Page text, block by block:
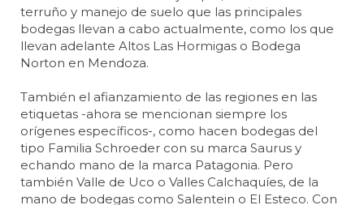
terruño y manejo de suelo que las principales
bodegas llevan a cabo actualmente, como los que
llevan adelante Altos Las Hormigas o Bodega
Norton en Mendoza.
También el afianzamiento de las regiones en las
etiquetas -ahora se mencionan siempre los
orígenes específicos-, como hacen bodegas del
tipo Familia Schroeder con su marca Saurus y
echando mano de la marca Patagonia. Pero
también Valle de Uco o Valles Calchaquíes, de la
mano de bodegas como Salentein o El Esteco. Con